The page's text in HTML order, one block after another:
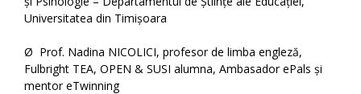
Universitatea din Timișoara
Ø Prof. Nadina NICOLICI, profesor de limba engleză,
Fulbright TEA, OPEN & SUSI alumna, Ambasador ePals și
mentor eTwinning